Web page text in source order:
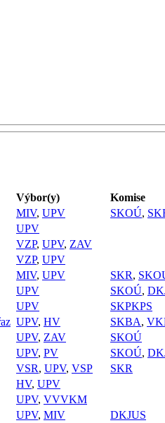
Výbor(y) Komise
MIV, UPV SKOÚ,
UPV
VZP, UPV, ZAV
VZP, UPV
MIV, UPV SKR,
UPV SKOÚ,
UPV
SKPKPS
UPV, HV SKBA,
UPV, ZAV SKOÚ
UPV, PV SKOÚ,
VSR, UPV, VSP
SKR
HV, UPV
UPV, VVVKM
UPV, MIV
DKJUS